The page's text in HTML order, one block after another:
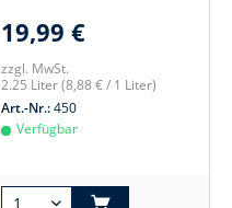
19,99 €
zzgl. MwSt.
2.25 Liter(8,88 € / 1 Liter)
Art.-Nr.:450
Verfügbar